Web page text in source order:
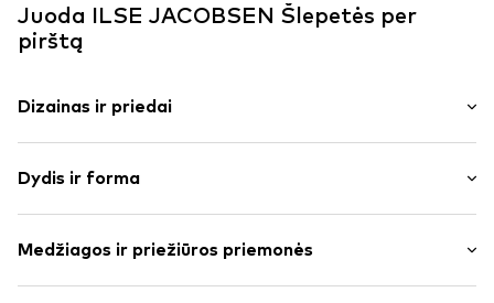
Juoda ILSE JACOBSEN Šlepetės per
pirštą
Dizainas ir priedai
Paminkštintas vidpadis
Neslystantis padas
Su dekoratyviniais akmenimis
Dydis ir forma
Medžiagos ir priežiūros priemonės